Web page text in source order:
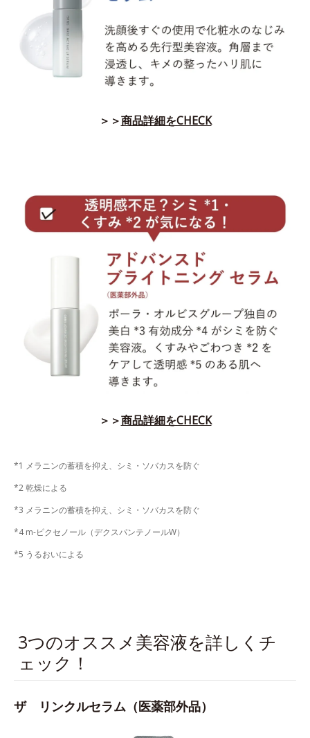
＞＞商品詳細をCHECK
＞＞商品詳細をCHECK
*1 メラニンの蓄積を抑え、シミ・ソバカスを防ぐ
*2 乾燥による
*3 メラニンの蓄積を抑え、シミ・ソバカスを防ぐ
*4 m-ピクセノール（デクスパンテノールW）
*5 うるおいによる
3つのオススメ美容液を詳しくチ
ェック！
ザ リンクルセラム（医薬部外品）